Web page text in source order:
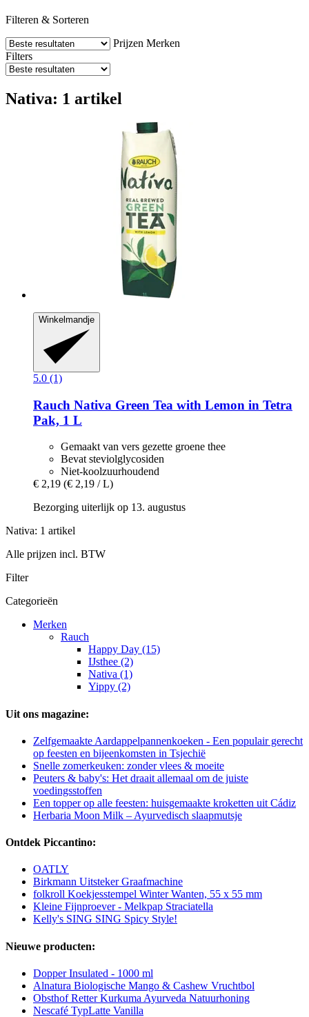
Filteren & Sorteren
Prijzen Merken
Filters
Nativa: 1 artikel
Winkelmandje
5.0 (1)
Rauch Nativa Green Tea with Lemon in Tetra
Pak, 1 L
Gemaakt van vers gezette groene thee
Bevat steviolglycosiden
Niet-koolzuurhoudend
€ 2,19 (€ 2,19 / L)
Bezorging uiterlijk op 13. augustus
Nativa: 1 artikel
Alle prijzen incl. BTW
Filter
Categorieën
Merken
Rauch
Happy Day (15)
IJsthee (2)
Nativa (1)
Yippy (2)
Uit ons magazine:
Zelfgemaakte Aardappelpannenkoeken - Een populair gerecht
op feesten en bijeenkomsten in Tsjechië
Snelle zomerkeuken: zonder vlees & moeite
Peuters & baby's: Het draait allemaal om de juiste
voedingsstoffen
Een topper op alle feesten: huisgemaakte kroketten uit Cádiz
Herbaria Moon Milk – Ayurvedisch slaapmutsje
Ontdek Piccantino:
OATLY
Birkmann Uitsteker Graafmachine
folkroll Koekjesstempel Winter Wanten, 55 x 55 mm
Kleine Fijnproever - Melkpap Straciatella
Kelly's SING SING Spicy Style!
Nieuwe producten:
Dopper Insulated - 1000 ml
Alnatura Biologische Mango & Cashew Vruchtbol
Obsthof Retter Kurkuma Ayurveda Natuurhoning
Nescafé TypLatte Vanilla